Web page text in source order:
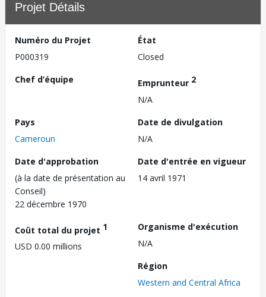
Projet Détails
Numéro du Projet
P000319
État
Closed
Chef d’équipe
Emprunteur 2
N/A
Pays
Cameroun
Date de divulgation
N/A
Date d'approbation
(à la date de présentation au
Conseil)
22 décembre 1970
Date d'entrée en vigueur
14 avril 1971
Coût total du projet 1
USD 0.00 millions
Organisme d'exécution
N/A
Région
Western and Central Africa